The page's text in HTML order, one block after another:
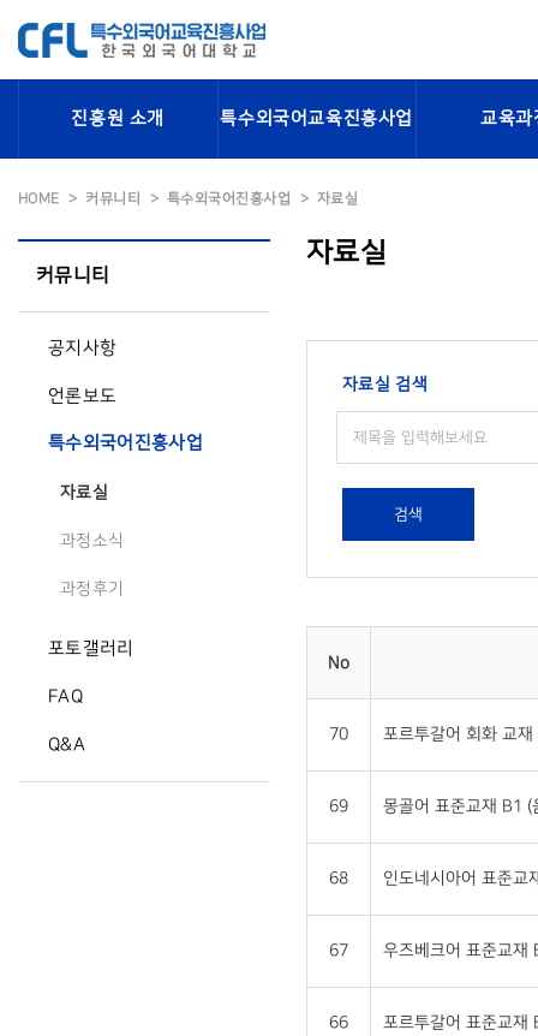
진흥원 소개 특수외국어교육진흥사업 교육과
HOME 커뮤니티 특수외국어진흥사업 자료실
커뮤니티
공지사항
언론보도
특수외국어진흥사업
자료실
과정소식
과정후기
포토갤러리
FAQ
Q&A
자료실
자료실 검색
검색
No
70 포르투갈어 회화 교재
69 몽골어 표준교재 B1 (
68 인도네시아어 표준교
67 우즈베크어 표준교재
66 포르투갈어 표준교재